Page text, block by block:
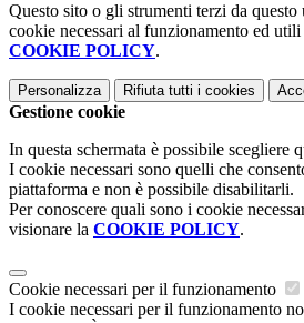
Questo sito o gli strumenti terzi da
cookie necessari al funzionamento ed
COOKIE POLICY.
Personalizza Rifiuta tutti i cookies
Gestione cookie
In questa schermata è possibile scegliere
I cookie necessari sono quelli che
piattaforma e non è possibile disabilitarli.
Per conoscere quali sono i cookie
visionare la COOKIE POLICY.
Cookie necessari per il funzionamento
I cookie necessari per il funzionamento